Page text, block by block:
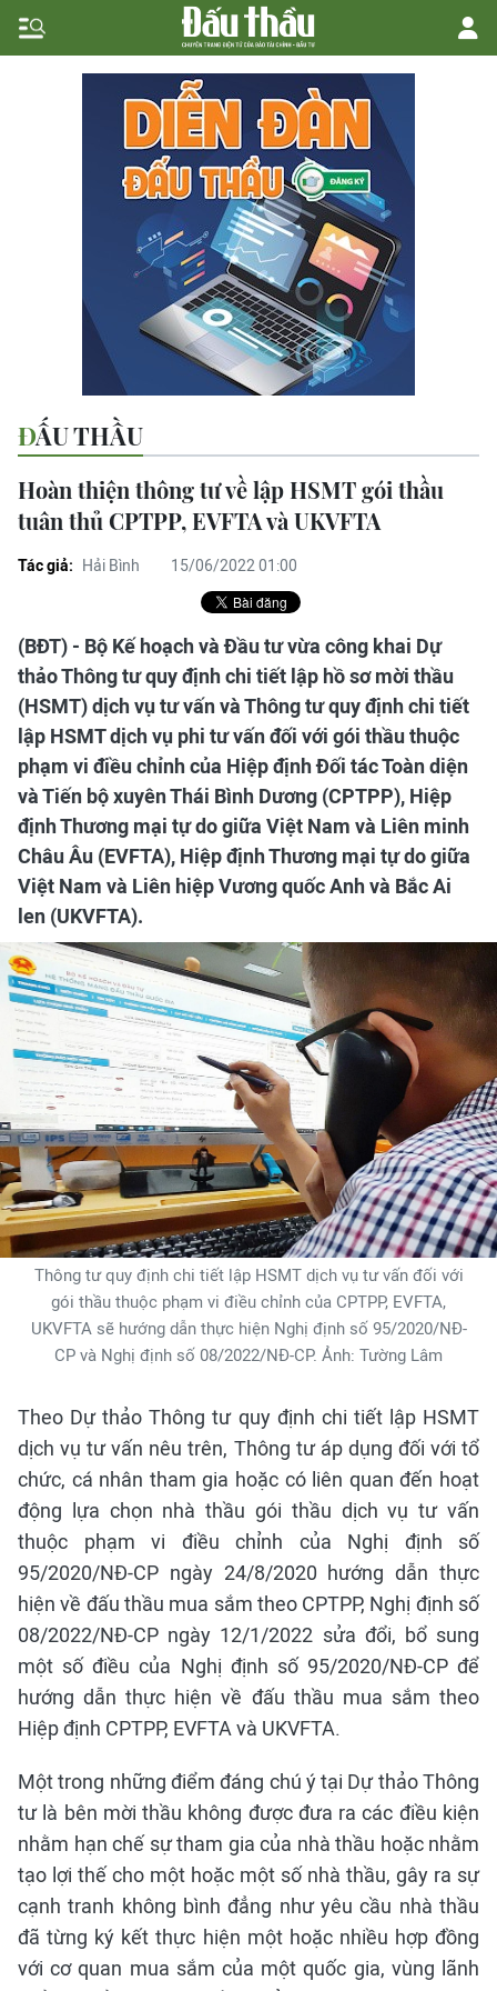
ĐẤU THẦU
Hoàn thiện thông tư về lập HSMT gói thầu
tuân thủ CPTPP, EVFTA và UKVFTA
Tác giả: Hải Bình 15/06/2022 01:00
(BĐT) - Bộ Kế hoạch và Đầu tư vừa công khai Dự
thảo Thông tư quy định chi tiết lập hồ sơ mời thầu
(HSMT) dịch vụ tư vấn và Thông tư quy định chi tiết
lập HSMT dịch vụ phi tư vấn đối với gói thầu thuộc
phạm vi điều chỉnh của Hiệp định Đối tác Toàn diện
và Tiến bộ xuyên Thái Bình Dương (CPTPP), Hiệp
định Thương mại tự do giữa Việt Nam và Liên minh
Châu Âu (EVFTA), Hiệp định Thương mại tự do giữa
Việt Nam và Liên hiệp Vương quốc Anh và Bắc Ai
len (UKVFTA).
Thông tư quy định chi tiết lập HSMT dịch vụ tư vấn đối với
gói thầu thuộc phạm vi điều chỉnh của CPTPP, EVFTA,
UKVFTA sẽ hướng dẫn thực hiện Nghị định số 95/2020/NĐ-
CP và Nghị định số 08/2022/NĐ-CP. Ảnh: Tường Lâm
Theo Dự thảo Thông tư quy định chi tiết lập HSMT
dịch vụ tư vấn nêu trên, Thông tư áp dụng đối với tổ
chức, cá nhân tham gia hoặc có liên quan đến hoạt
động lựa chọn nhà thầu gói thầu dịch vụ tư vấn
thuộc phạm vi điều chỉnh của Nghị định số
95/2020/NĐ-CP ngày 24/8/2020 hướng dẫn thực
hiện về đấu thầu mua sắm theo CPTPP, Nghị định số
08/2022/NĐ-CP ngày 12/1/2022 sửa đổi, bổ sung
một số điều của Nghị định số 95/2020/NĐ-CP để
hướng dẫn thực hiện về đấu thầu mua sắm theo
Hiệp định CPTPP, EVFTA và UKVFTA.
Một trong những điểm đáng chú ý tại Dự thảo Thông
tư là bên mời thầu không được đưa ra các điều kiện
nhằm hạn chế sự tham gia của nhà thầu hoặc nhằm
tạo lợi thế cho một hoặc một số nhà thầu, gây ra sự
cạnh tranh không bình đẳng như yêu cầu nhà thầu
đã từng ký kết thực hiện một hoặc nhiều hợp đồng
với cơ quan mua sắm của một quốc gia, vùng lãnh